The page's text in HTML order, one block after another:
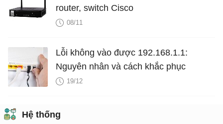
router, switch Cisco
08/11
Lỗi không vào được 192.168.1.1:
Nguyên nhân và cách khắc phục
19/12
Hệ thống